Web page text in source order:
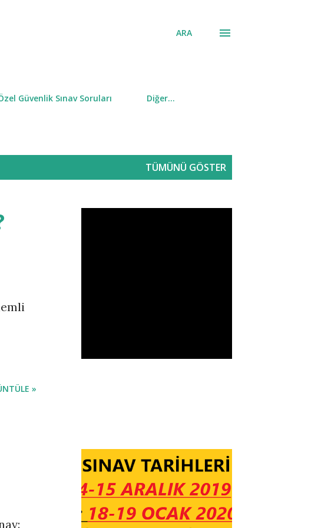
ARA
Güvenlik Sınav Soruları Diğer…
TÜMÜNÜ GÖSTER
»